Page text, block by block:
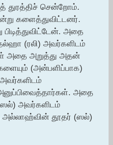
துரத்திச் சென்றோம்.
களைத்துவிட்டனர்.
அதை
(ரலி) அவர்களிடம்
அதை அறுத்து அதன்
(அன்பளிப்பாக)
அதை
அவர்களிடம்
தூதர் (ஸல்)